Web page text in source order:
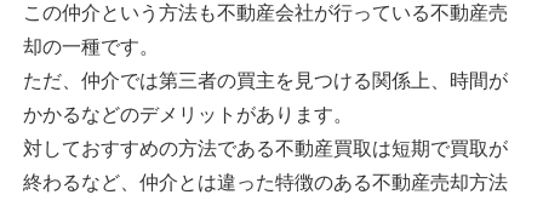
この仲介という方法も不動産会社が行っている不動産売
却の一種です。
ただ、仲介では第三者の買主を見つける関係上、時間が
かかるなどのデメリットがあります。
対しておすすめの方法である不動産買取は短期で買取が
終わるなど、仲介とは違った特徴のある不動産売却方法